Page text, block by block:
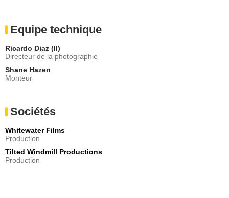
Equipe technique
Ricardo Diaz (II)
Directeur de la photographie
Shane Hazen
Monteur
Sociétés
Whitewater Films
Production
Tilted Windmill Productions
Production